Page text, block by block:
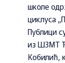
школе
циклуса
Публици
из ШЗМТ
Кобилић,